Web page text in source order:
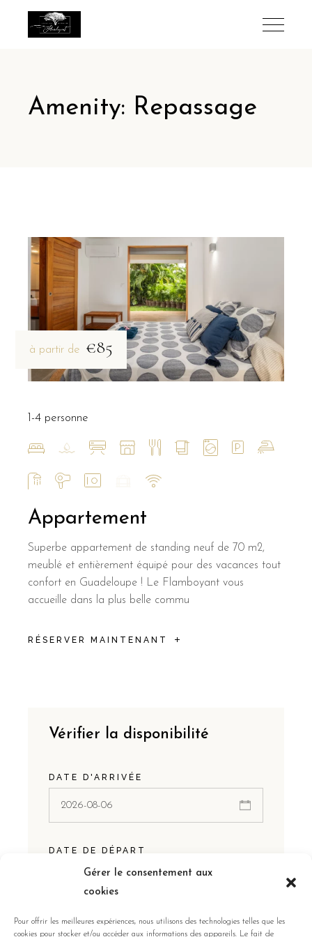
Gérer le consentement aux
cookies
Pour offrir les meilleures expériences, nous utilisons des technologies telles que les
cookies pour stocker et/ou accéder aux informations des appareils. Le fait de
Amenity: Repassage
à partir de €85
Appartement
Superbe appartement de standing neuf de 70 m2,
meublé et entièrement équipé pour des vacances tout
confort en Guadeloupe ! Le Flamboyant vous
accueille dans la plus belle commu
RÉSERVER MAINTENANT
1-4 personne
Vérifier la disponibilité
DATE D'ARRIVÉE
DATE DE DÉPART
INVITÉS: